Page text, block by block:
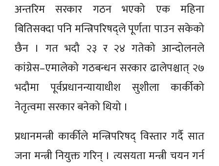
अन्तरिम सरकार गठन भएको एक महिना
बितिसक्दा पनि मन्त्रिपरिषद्ले पूर्णता पाउन सकेको
छैन । गत भदौ २३ र २४ गतेको आन्दोलनले
कांग्रेस–एमालेको गठबन्धन सरकार ढालेपश्चात् २७
भदौमा पूर्वप्रधानन्यायाधीश सुशीला कार्कीको
नेतृत्वमा सरकार बनेको थियो ।
प्रधानमन्त्री कार्कीले मन्त्रिपरिषद् विस्तार गर्दै सात
जना मन्त्री नियुक्त गरिन् । त्यसयता मन्त्री चयन गर्न